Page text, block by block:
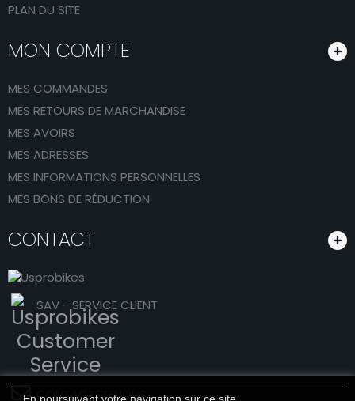
PLAN DU SITE
MON COMPTE
MES COMMANDES
MES RETOURS DE MARCHANDISE
MES AVOIRS
MES ADRESSES
MES INFORMATIONS PERSONNELLES
MES BONS DE RÉDUCTION
CONTACT
SAV - SERVICE CLIENT
CONTACTEZ-NOUS